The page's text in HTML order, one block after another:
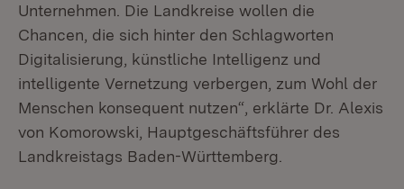
Unternehmen. Die Landkreise wollen die
Chancen, die sich hinter den Schlagworten
Digitalisierung, künstliche Intelligenz und
intelligente Vernetzung verbergen, zum Wohl der
Menschen konsequent nutzen“, erklärte Dr. Alexis
von Komorowski, Hauptgeschäftsführer des
Landkreistags Baden-Württemberg.